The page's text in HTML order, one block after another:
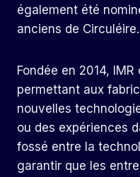
également été
anciens de Circuléire.
Fondée en 2014,
permettant aux
nouvelles
ou des expériences
fossé entre la
garantir que les